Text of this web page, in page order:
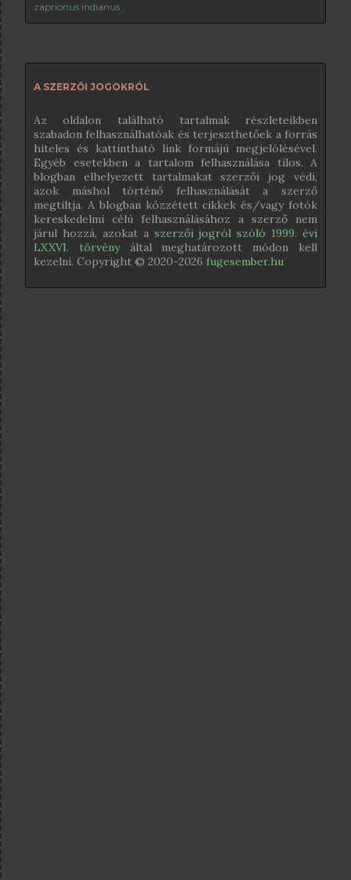
zaprionus indianus
A SZERZŐI JOGOKRÓL
Az oldalon található tartalmak részleteikben
szabadon felhasználhatóak és terjeszthetőek a forrás
hiteles és kattintható link formájú megjelölésével.
Egyéb esetekben a tartalom felhasználása tilos. A
blogban elhelyezett tartalmakat szerzői jog védi,
azok máshol történő felhasználását a szerző
megtiltja. A blogban közzétett cikkek és/vagy fotók
kereskedelmi célú felhasználásához a szerző nem
járul hozzá, azokat a szerzői jogról szóló 1999. évi
LXXVI. törvényáltal meghatározott módon kell
kezelni. Copyright © 2020-2026 fugesember.hu